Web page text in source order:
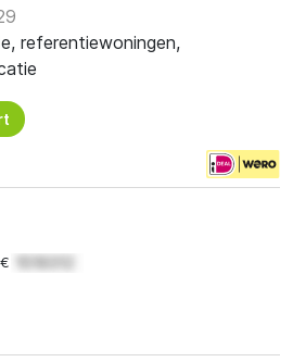
referentiewoningen,